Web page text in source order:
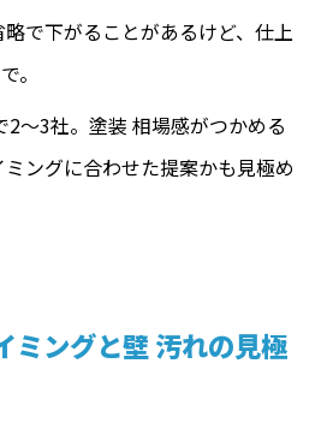
で下がることがあるけど、仕上
。
2～3社。塗装 相場感がつかめる
ングに合わせた提案かも見極め
ミングと壁 汚れの見極